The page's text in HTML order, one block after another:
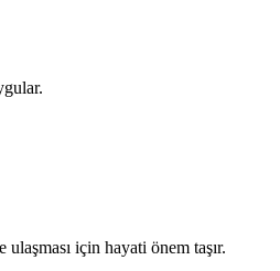
için hayati önem taşır.